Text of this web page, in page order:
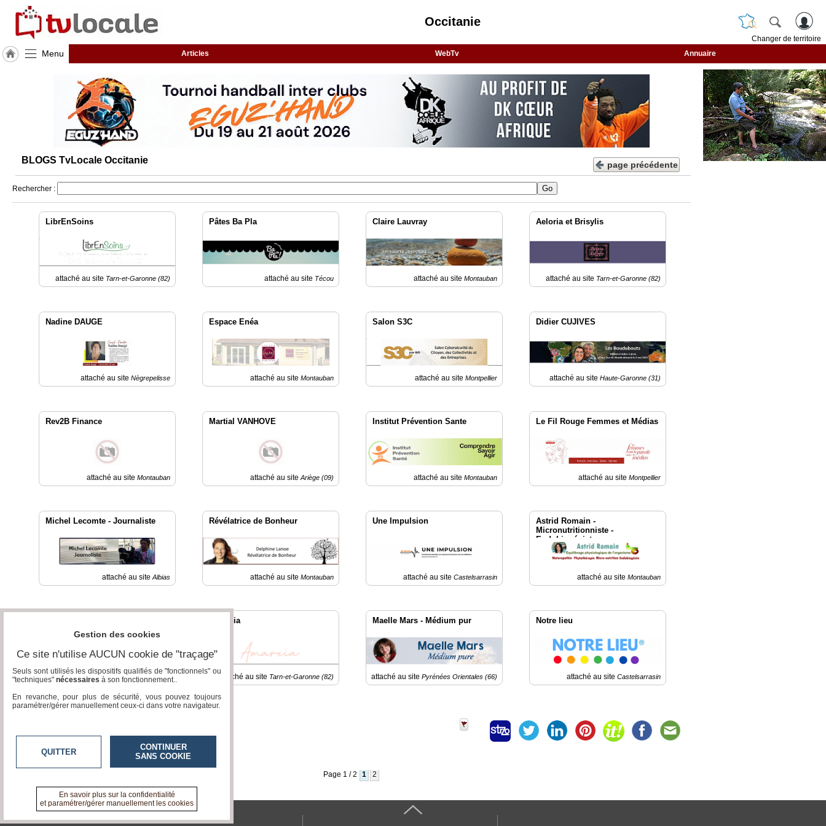
Occitanie
Changer de territoire
Menu Articles WebTv Annuaire
TvLocale
France
Accueil
RUBRIQUES
BLOGS TvLocale Occitanie page précédente
Rechercher :
LibrEnSoins
attaché au site Tarn-et-Garonne (82)
Pâtes Ba Pla
attaché au site Técou
Claire Lauvray
attaché au site Montauban
Aeloria et Brisylis
attaché au site Tarn-et-Garonne (82)
Nadine DAUGE
attaché au site Nègrepelisse
Espace Enéa
attaché au site Montauban
Salon S3C
attaché au site Montpellier
Didier CUJIVES
attaché au site Haute-Garonne (31)
Rev2B Finance
attaché au site Montauban
Martial VANHOVE
attaché au siteAriège (09)
Institut Prévention Sante
attaché au site Montauban
Le Fil Rouge Femmes et Médias
attaché au site Montpellier
Michel Lecomte - Journaliste
attaché au siteAlbias
Révélatrice de Bonheur
attaché au site Montauban
Une Impulsion
attaché au site Castelsarrasin
Astrid Romain -
Micronutritionniste -
Endobiogéniste
attaché au site Montauban
Montauban
attaché au siteMontauban
Amareia
attaché au site Tarn-et-Garonne (82)
Maelle Mars - Médium pur
attaché au site Pyrénées Orientales (66)
Notre lieu
attaché au site Castelsarrasin
Page 1 / 2 1 2
Gestion des cookies
Ce site n'utilise AUCUN cookie de "traçage"
Seuls sont utilisés les dispositifs qualifiés de "fonctionnels" ou
"techniques" nécessaires à son fonctionnement..
En revanche, pour plus de sécurité, vous pouvez toujours
paramétrer/gérer manuellement ceux-ci dans votre navigateur.
QUITTER
CONTINUER
SANS COOKIE
En savoir plus sur la confidentialité
et paramétrer/gérer manuellement les cookies